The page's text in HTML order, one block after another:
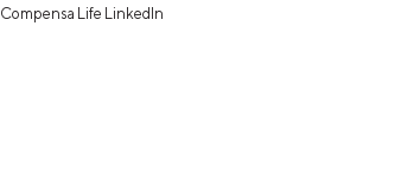
Compensa Life LinkedIn